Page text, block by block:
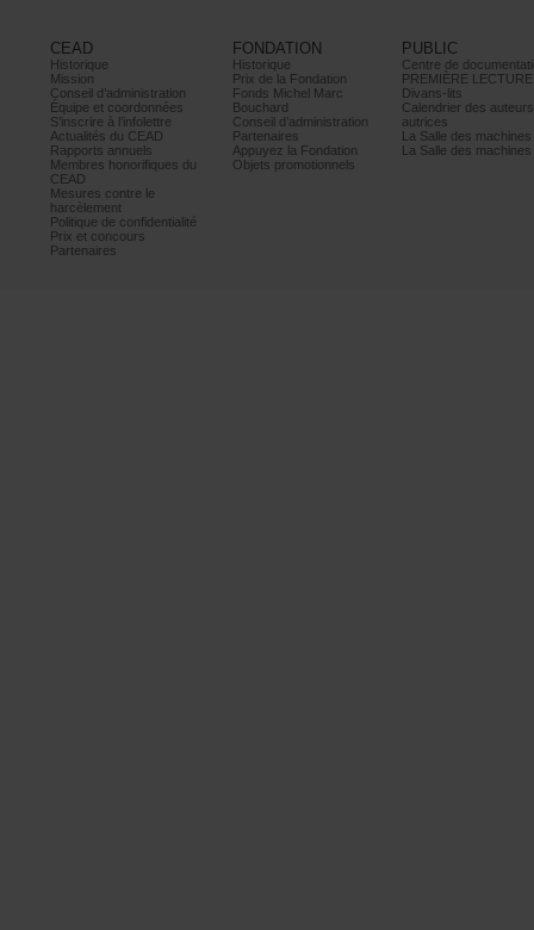
CEAD
Historique
Mission
Conseild’administration
Équipeetcoordonnées
S’inscrireàl’infolettre
ActualitésduCEAD
Rapportsannuels
Membreshonorifiquesdu
CEAD
Mesurescontrele
harcèlement
Politiquedeconfidentialité
Prixetconcours
Partenaires
FONDATION
Historique
PrixdelaFondation
FondsMichelMarc
Bouchard
Conseild’administration
Partenaires
AppuyezlaFondation
Objetspromotionnels
PUBLIC
PREMIÈRELECTURE
Divans-lits
autrices